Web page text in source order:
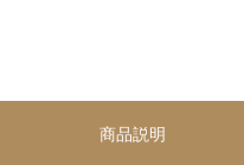
商品説明